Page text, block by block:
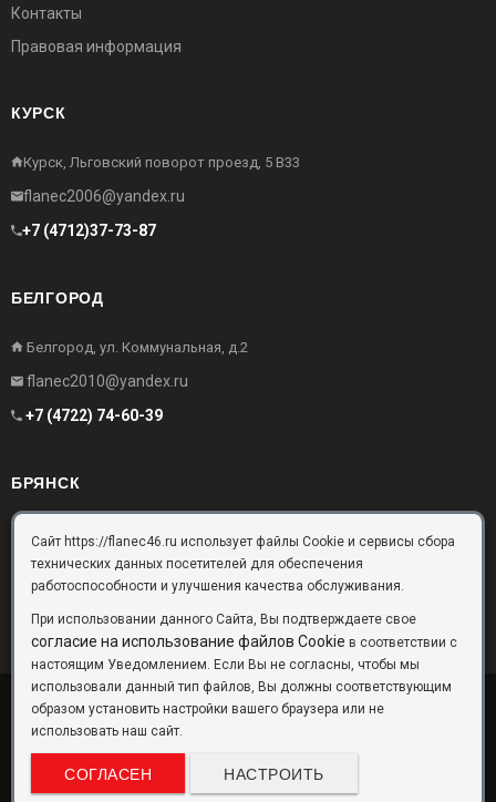
Контакты
Правовая информация
КУРСК
Курск, Льговский поворот проезд, 5 В33
flanec2006@yandex.ru
+7 (4712)37-73-87
БЕЛГОРОД
Белгород, ул. Коммунальная, д.2
flanec2010@yandex.ru
+7 (4722) 74-60-39
БРЯНСК
Брянск, Московский проезд, д.10, офис 3
flanec32@yandex.ru
Copyright © 2026 © ООО «Фланец-Комплект»
Сайт https://flanec46.ru использует файлы Cookie и сервисы сбора
технических данных посетителей для обеспечения
работоспособности и улучшения качества обслуживания.
При использовании данного Сайта, Вы подтверждаете свое
согласие на использование файлов Cookie в соответствии с
настоящим Уведомлением. Если Вы не согласны, чтобы мы
использовали данный тип файлов, Вы должны соответствующим
образом установить настройки вашего браузера или не
использовать наш сайт.
СОГЛАСЕН НАСТРОИТЬ